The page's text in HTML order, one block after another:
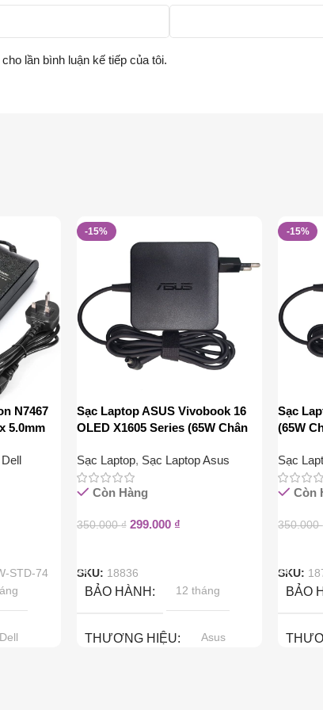
lần bình luận kế tiếp của tôi.
N7467
5.0mm
STD-74
Dell
-15%
Sạc Laptop ASUS Vivobook 16
OLED X1605 Series (65W Chân
Sạc Laptop, Sạc Laptop Asus
Còn Hàng
350.000₫ 299.000 ₫
SKU: 18836
BẢO HÀNH 12 tháng
THƯƠNG HIỆU Asus
-15%
Sạc
(65W
Sạc
Còn
350.000
SKU:
BẢO